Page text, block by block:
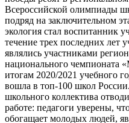
Всероссийской олимпиады
подряд на заключительном
экология стал воспитанник
течение трех последних лет
являлись участниками
национального чемпионата
итогам 2020/2021 учебного
вошла в топ-100 школ
школьного коллектива
работе: педагоги уверены,
обогащает молодых людей,